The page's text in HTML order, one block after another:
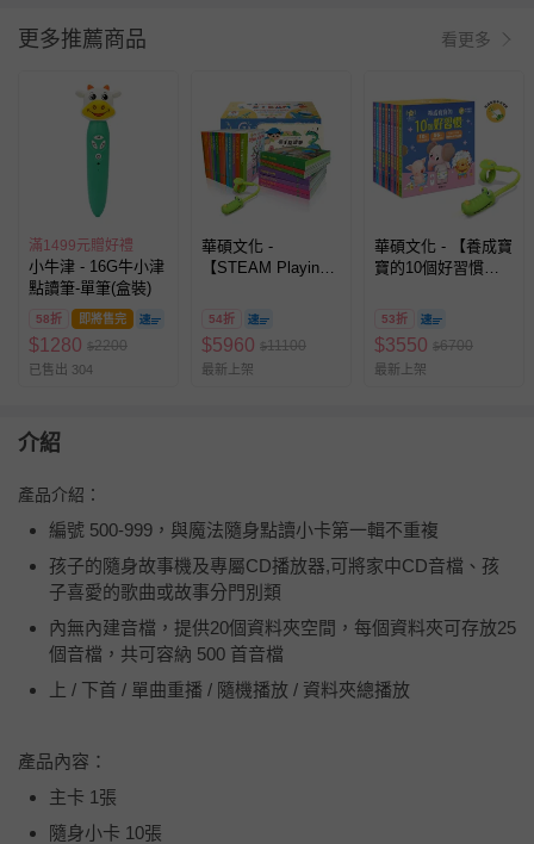
更多推薦商品 看更多
滿1499元贈好禮
小牛津 - 16G牛小津
點讀筆-單筆(盒裝)
58折 即將售完
$1280 $2200
已售出 304
華碩文化 -
【STEAM Playing
(全套20冊) ＋魔手點
讀筆
54折
$5960 $11100
最新上架
華碩文化 - 【養成寶
寶的10個好習慣】
書附贈寶寶好習慣貼
紙)＋魔手點讀筆
53折
$3550 $6700
最新上架
介紹
產品介紹：
編號 500-999，與魔法隨身點讀小卡第一輯不重複
孩子的隨身故事機及專屬CD播放器,可將家中CD音檔、孩
子喜愛的歌曲或故事分門別類
內無內建音檔，提供20個資料夾空間，每個資料夾可存放25
個音檔，共可容納 500 首音檔
上 / 下首 / 單曲重播 / 隨機播放 / 資料夾總播放
產品內容：
主卡 1張
隨身小卡 10張